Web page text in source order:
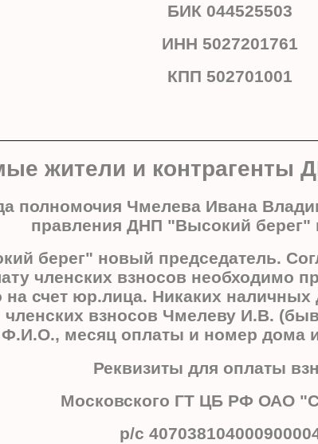
БИК 044525503
ИНН 5027201761
КПП 502701001
жители и контрагенты
полномочия Чмелева Ивана
правления ДНП "Высокий берег"
берег" новый председатель.
членских взносов необходимо
на счет юр.лица. Никаких
взносов Чмелеву И.В.
месяц оплаты и номер дома
Реквизиты для оплаты
Московского ГТ ЦБ РФ ОАО
р/с